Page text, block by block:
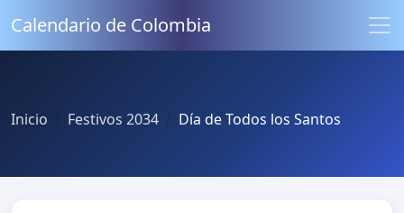
Calendario de Colombia
Inicio Festivos 2034 Día de Todos los Santos